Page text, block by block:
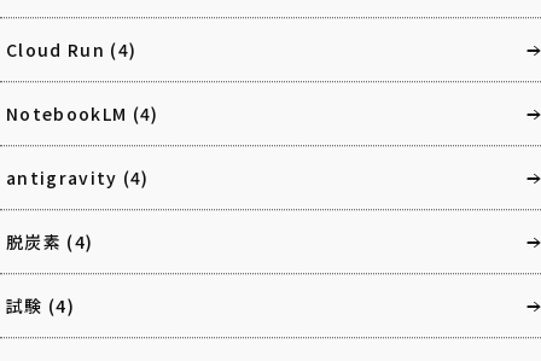
Cloud Run (4)
NotebookLM (4)
antigravity (4)
脱炭素 (4)
試験 (4)